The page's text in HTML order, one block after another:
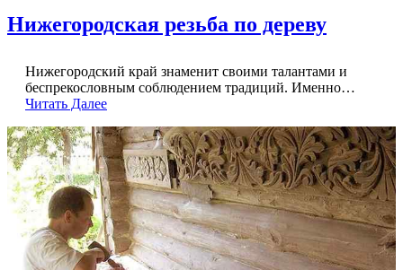
Нижегородская резьба по дереву
Нижегородский край знаменит своими талантами и
беспрекословным соблюдением традиций. Именно…
Читать Далее